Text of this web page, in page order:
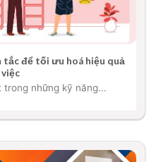
tắc để tối ưu hoá hiệu quả
trong những kỹ năng...